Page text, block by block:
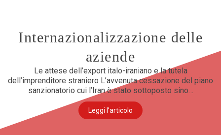
Internazionalizzazione delle
aziende
Le attese dell’export italo-iraniano e la tutela
dell’imprenditore straniero L’avvenuta cessazione del piano
sanzionatorio cui l’Iran è stato sottoposto sino…
Leggi l’articolo